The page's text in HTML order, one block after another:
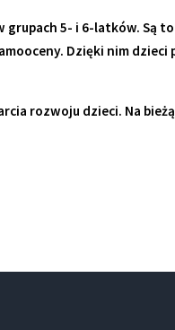
5- i 6-latków. Są
Dzięki nim
rozwoju dzieci. Na